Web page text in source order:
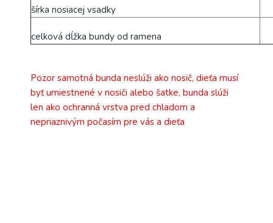
šírka nosiacej vsadky
celková dĺžka bundy od ramena
Pozor samotná bunda neslúži ako nosič, dieťa musí
byť umiestnené v nosiči alebo šatke, bunda slúži
len ako ochranná vrstva pred chladom a
nepriaznivým počasím pre vás a dieťa